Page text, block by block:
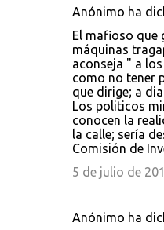
Anónimo ha
El mafioso que
máquinas
aconseja " a
como no tener
que dirige; a
Los politicos
conocen la
la calle; sería
Comisión de
5 de julio de
Anónimo ha